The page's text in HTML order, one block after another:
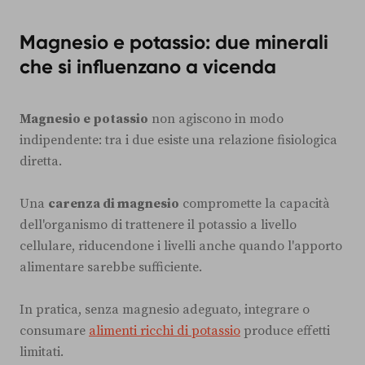
Magnesio e potassio: due minerali
che si influenzano a vicenda
Magnesio e potassio non agiscono in modo
indipendente: tra i due esiste una relazione fisiologica
diretta.
Una carenza di magnesio compromette la capacità
dell'organismo di trattenere il potassio a livello
cellulare, riducendone i livelli anche quando l'apporto
alimentare sarebbe sufficiente.
In pratica, senza magnesio adeguato, integrare o
consumare alimenti ricchi di potassio produce effetti
limitati.